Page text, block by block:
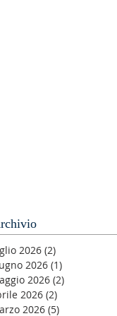
2026 (2)
2026 (1)
2026 (2)
2026 (2)
2026 (5)